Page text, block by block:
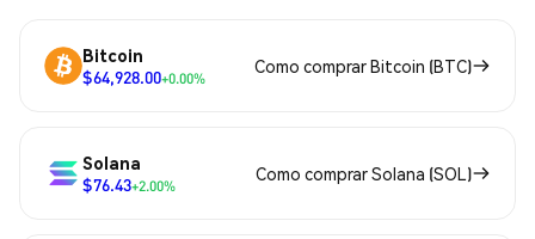
Bitcoin
$64,928.00+0.00%
Como comprar Bitcoin (BTC)
Solana
$76.43+2.00%
Como comprar Solana (SOL)